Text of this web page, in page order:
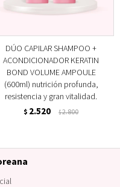
DÚO CAPILAR SHAMPOO +
ACONDICIONADOR KERATIN
BOND VOLUME AMPOULE
(600ml) nutrición profunda,
resistencia y gran vitalidad.
$ 2.520 $2.800